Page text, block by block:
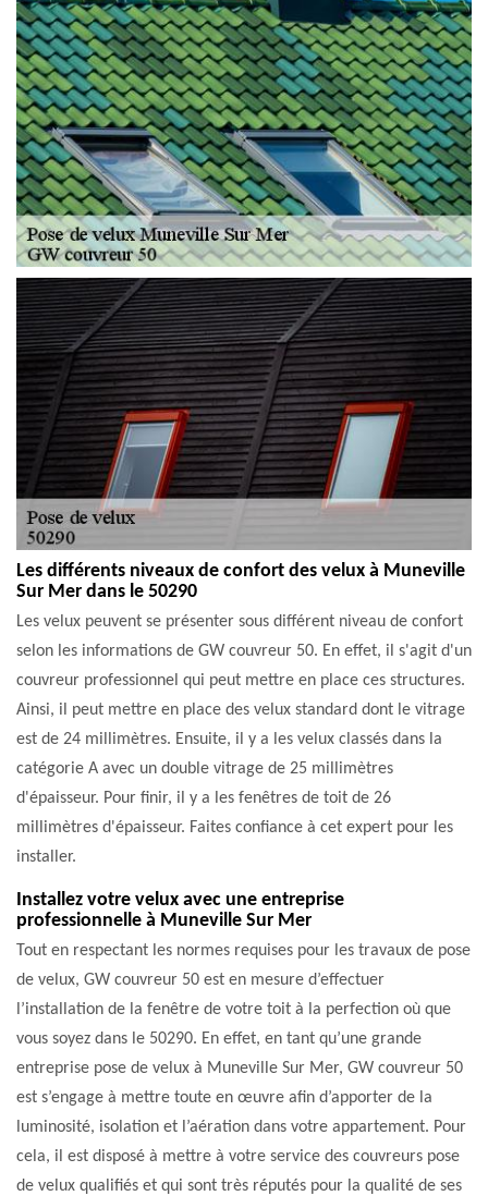
Les différents niveaux de confort des velux à Muneville
Sur Mer dans le 50290
Les velux peuvent se présenter sous différent niveau de confort
selon les informations de GW couvreur 50. En effet, il s'agit d'un
couvreur professionnel qui peut mettre en place ces structures.
Ainsi, il peut mettre en place des velux standard dont le vitrage
est de 24 millimètres. Ensuite, il y a les velux classés dans la
catégorie A avec un double vitrage de 25 millimètres
d'épaisseur. Pour finir, il y a les fenêtres de toit de 26
millimètres d'épaisseur. Faites confiance à cet expert pour les
installer.
Installez votre velux avec une entreprise
professionnelle à Muneville Sur Mer
Tout en respectant les normes requises pour les travaux de pose
de velux, GW couvreur 50 est en mesure d’effectuer
l’installation de la fenêtre de votre toit à la perfection où que
vous soyez dans le 50290. En effet, en tant qu’une grande
entreprise pose de velux à Muneville Sur Mer, GW couvreur 50
est s’engage à mettre toute en œuvre afin d’apporter de la
luminosité, isolation et l’aération dans votre appartement. Pour
cela, il est disposé à mettre à votre service des couvreurs pose
de velux qualifiés et qui sont très réputés pour la qualité de ses